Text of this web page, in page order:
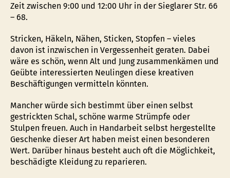
Zeit zwischen 9:00 und 12:00 Uhr in der Sieglarer Str. 66
– 68.
Stricken, Häkeln, Nähen, Sticken, Stopfen – vieles
davon ist inzwischen in Vergessenheit geraten. Dabei
wäre es schön, wenn Alt und Jung zusammenkämen und
Geübte interessierten Neulingen diese kreativen
Beschäftigungen vermitteln könnten.
Mancher würde sich bestimmt über einen selbst
gestrickten Schal, schöne warme Strümpfe oder
Stulpen freuen. Auch in Handarbeit selbst hergestellte
Geschenke dieser Art haben meist einen besonderen
Wert. Darüber hinaus besteht auch oft die Möglichkeit,
beschädigte Kleidung zu reparieren.